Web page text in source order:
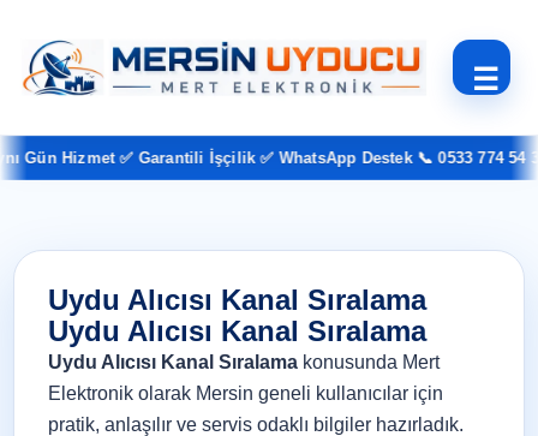
☰
Gün Hizmet ✅ Garantili İşçilik ✅ WhatsApp Destek 📞 0533 774 54 37
Uydu Alıcısı Kanal Sıralama
Uydu Alıcısı Kanal Sıralama
Uydu Alıcısı Kanal Sıralama konusunda Mert
Elektronik olarak Mersin geneli kullanıcılar için
pratik, anlaşılır ve servis odaklı bilgiler hazırladık.